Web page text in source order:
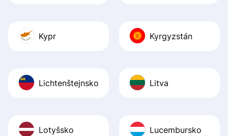
Kypr Kyrgyzstán
Lichtenštejnsko Litva
Lotyšsko Lucembursko